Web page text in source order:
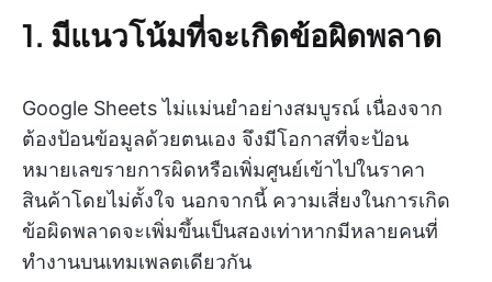
1. มีแนวโน้มที่จะเกิดข้อผิดพลาด
Google Sheets ไม่แม่นยำอย่างสมบูรณ์ เนื่องจาก
ต้องป้อนข้อมูลด้วยตนเอง จึงมีโอกาสที่จะป้อน
หมายเลขรายการผิดหรือเพิ่มศูนย์เข้าไปในราคา
สินค้าโดยไม่ตั้งใจ นอกจากนี้ ความเสี่ยงในการเกิด
ข้อผิดพลาดจะเพิ่มขึ้นเป็นสองเท่าหากมีหลายคนที่
ทำงานบนเทมเพลตเดียวกัน